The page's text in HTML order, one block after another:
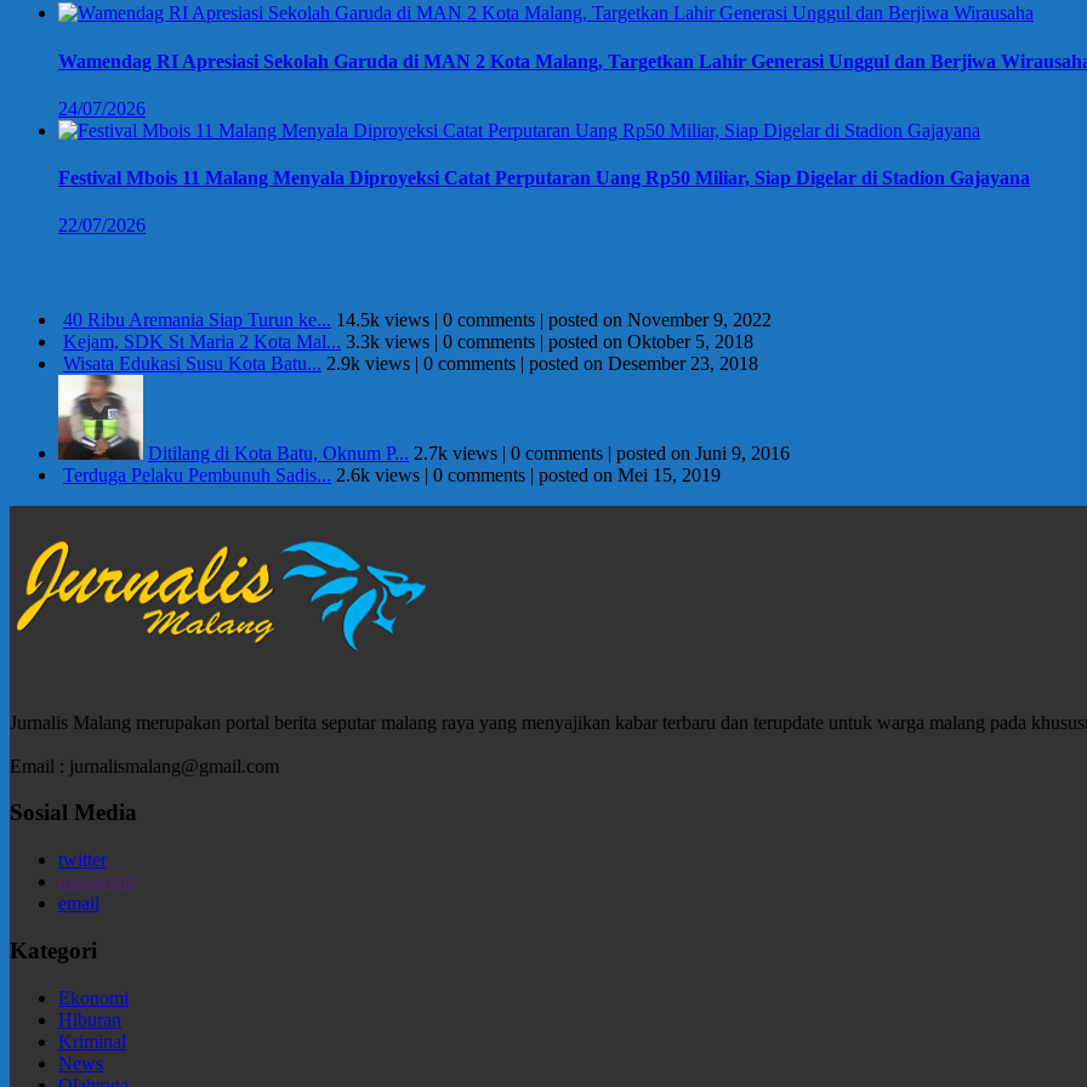
Wamendag RI Apresiasi Sekolah Garuda di MAN 2 Kota Malang, Targetkan Lahir Generasi Unggul dan Berjiwa
24/07/2026
Festival Mbois 11 Malang Menyala Diproyeksi Catat Perputaran Uang Rp50 Miliar, Siap Digelar di Stadion Gajayana
22/07/2026
40 Ribu Aremania Siap Turun ke... 14.5k views | 0 comments | posted on November 9, 2022
Kejam, SDK St Maria 2 Kota Mal... 3.3k views | 0 comments | posted on Oktober 5, 2018
Wisata Edukasi Susu Kota Batu... 2.9k views | 0 comments | posted on Desember 23, 2018
Ditilang di Kota Batu, Oknum P... 2.7k views | 0 comments | posted on Juni 9, 2016
Terduga Pelaku Pembunuh Sadis... 2.6k views | 0 comments | posted on Mei 15, 2019
Jurnalis Malang merupakan portal berita seputar malang raya yang menyajikan kabar terbaru dan terupdate untuk warga malang pada
Email : jurnalismalang@gmail.com
Sosial Media
twitter
instagram
email
Kategori
Ekonomi
Hiburan
Kriminal
News